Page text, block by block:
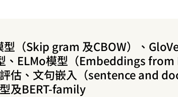
（Skip gram 及CBOW）、
、ELMo模型（Embeddings
估、文句嵌入（sentence and
及BERT-family